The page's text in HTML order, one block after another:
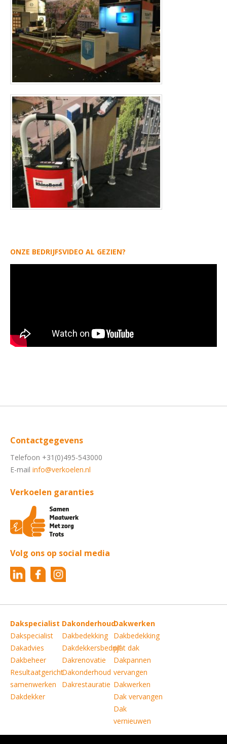
ONZE BEDRIJFSVIDEO AL GEZIEN?
Contactgegevens
Telefoon +31(0)495-543000
E-mail info@verkoelen.nl
Verkoelen garanties
Volg ons op social media
Dakspecialist
Dakspecialist
Dakadvies
Dakbeheer
Resultaatgericht
samenwerken
Dakdekker
Dakonderhoud
Dakbedekking
Dakdekkersbedrijf
Dakrenovatie
Dakonderhoud
Dakrestauratie
Dakwerken
Dakbedekking
plat dak
Dakpannen
vervangen
Dakwerken
Dak vervangen
Dak
vernieuwen